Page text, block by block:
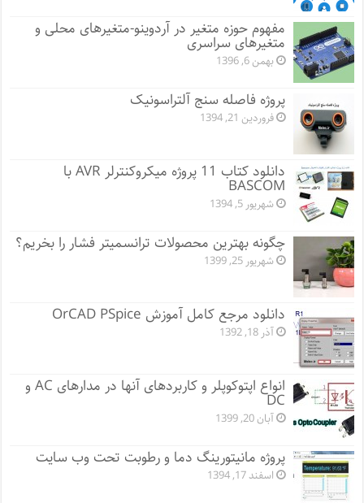
مفهوم حوزه متغیر در آردوینو-متغیرهای محلی و
متغیرهای سراسری
بهمن 6, 1396
پروژه فاصله سنج آلتراسونیک
فروردین 21, 1394
دانلود کتاب 11 پروژه میکروکنترلر AVR با
BASCOM
شهریور 5, 1394
چگونه بهترین محصولات ترانسمیتر فشار را بخریم؟
شهریور 25, 1399
دانلود مرجع کامل آموزش OrCAD PSpice
آذر 18, 1392
انواع اپتوکوپلر و کاربردهای آنها در مدارهای AC و
DC
آبان 20, 1399
پروژه مانيتورينگ دما و رطوبت تحت وب سایت
اسفند 17, 1394